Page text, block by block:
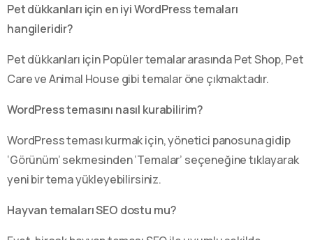
Pet dükkanları için en iyi WordPress temaları
hangileridir?
Pet dükkanları için Popüler temalar arasında Pet Shop, Pet
Care ve Animal House gibi temalar öne çıkmaktadır.
WordPress temasını nasıl kurabilirim?
WordPress teması kurmak için, yönetici panosuna gidip
‘Görünüm’ sekmesinden ‘Temalar’ seçeneğine tıklayarak
yeni bir tema yükleyebilirsiniz.
Hayvan temaları SEO dostu mu?